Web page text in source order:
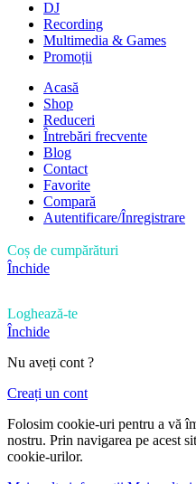
DJ
Recording
Multimedia & Games
Promoții
Acasă
Shop
Reduceri
Întrebări frecvente
Blog
Contact
Favorite
Compară
Autentificare/Înregistrare
Coș de cumpărături
Închide
Loghează-te
Închide
Nu aveți cont ?
Creați un cont
Folosim cookie-uri pentru a vă
nostru. Prin navigarea pe acest
cookie-urilor.